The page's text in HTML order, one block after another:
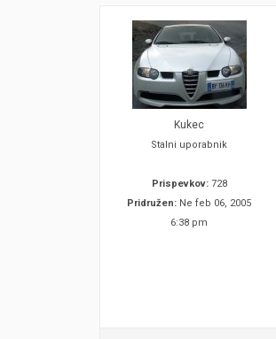
Kukec
Stalni uporabnik
Prispevkov:728
Pridružen: Ne feb 06, 2005
6:38 pm